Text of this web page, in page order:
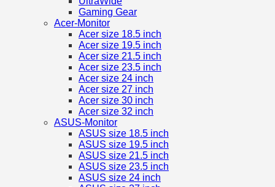
Gaming Gear
Acer-Monitor
Acer size 18.5 inch
Acer size 19.5 inch
Acer size 21.5 inch
Acer size 23.5 inch
Acer size 24 inch
Acer size 27 inch
Acer size 30 inch
Acer size 32 inch
ASUS-Monitor
ASUS size 18.5 inch
ASUS size 19.5 inch
ASUS size 21.5 inch
ASUS size 23.5 inch
ASUS size 24 inch